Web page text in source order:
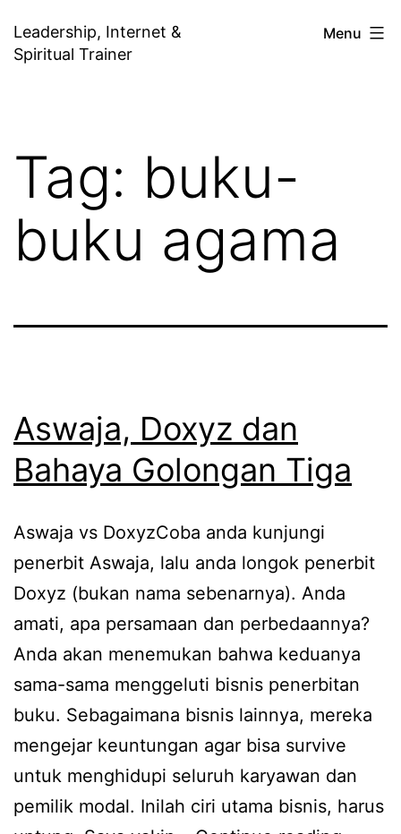
to
Leadership, Internet &
Spiritual Trainer
Menu
Tag: buku-
buku agama
Aswaja, Doxyz dan
Bahaya Golongan Tiga
Aswaja vs DoxyzCoba anda kunjungi
penerbit Aswaja, lalu anda longok penerbit
Doxyz (bukan nama sebenarnya). Anda
amati, apa persamaan dan perbedaannya?
Anda akan menemukan bahwa keduanya
sama-sama menggeluti bisnis penerbitan
buku. Sebagaimana bisnis lainnya, mereka
mengejar keuntungan agar bisa survive
untuk menghidupi seluruh karyawan dan
pemilik modal. Inilah ciri utama bisnis, harus